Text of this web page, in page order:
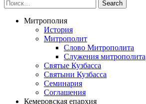
Митрополия
История
Митрополит
Слово Митрополита
Служения митрополита
Святые Кузбасса
Святыни Кузбасса
Семинария
Соглашения
Кемеровская епархия